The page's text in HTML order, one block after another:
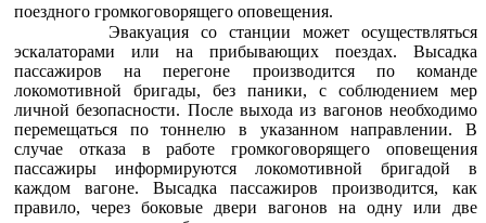
поездного громкоговорящего оповещения.
Эвакуация со станции может осуществляться
эскалаторами или на прибывающих поездах. Высадка
пассажиров на перегоне производится по команде
локомотивной бригады, без паники, с соблюдением мер
личной безопасности. После выхода из вагонов необходимо
перемещаться по тоннелю в указанном направлении. В
случае отказа в работе громкоговорящего оповещения
пассажиры информируются локомотивной бригадой в
каждом вагоне. Высадка пассажиров производится, как
правило, через боковые двери вагонов на одну или две